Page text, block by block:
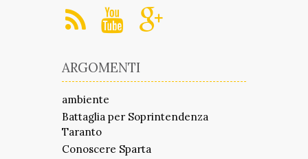
ARGOMENTI
ambiente
Battaglia per Soprintendenza
Taranto
Conoscere Sparta